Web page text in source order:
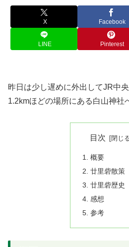
X Facebook
LINE Pinterest
昨日は少し遅めに外出してJR中
1.2kmほどの場所にある白山神社
目次
概要
廿里砦散策
廿里砦歴史
感想
参考